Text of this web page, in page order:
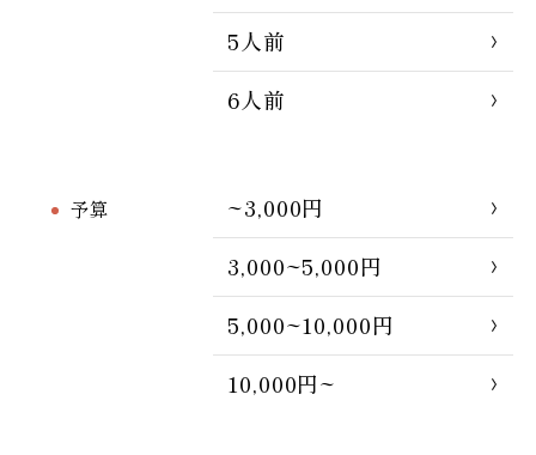
5人前
6人前
予算
~3,000円
3,000~5,000円
5,000~10,000円
10,000円~